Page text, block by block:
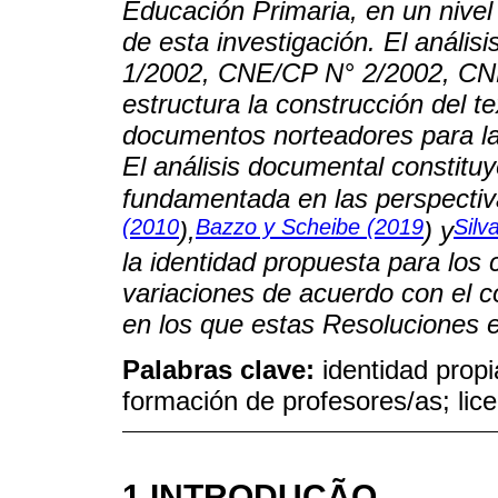
Educación Primaria, en un
de esta investigación. El
1/2002, CNE/CP N° 2/2002,
estructura la construcción del
documentos norteadores para
El análisis documental
fundamentada en las
(2010),Bazzo y Scheibe (2019) y
la identidad propuesta para los
variaciones de acuerdo con el
en los que estas Resoluciones
Palabras clave: identidad
formación de profesores/as;